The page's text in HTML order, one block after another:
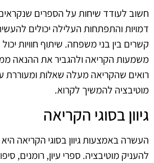
חשוב לעודד שיחות על הספרים
דמויות והתפתחות העלילה יכולים
קשרים בין בני משפחה. שיתוף חוויות
משמעות הקריאה ולהגביר את ההנאה
רואים שהקריאה מעלה שאלות ומעוררת
מוטיבציה להמשיך לקרוא.
גיוון בסוגי הקריאה
העשרה באמצעות גיוון בסוגי הקריאה
להעניק מוטיבציה. ספרי עיון, רומנים,